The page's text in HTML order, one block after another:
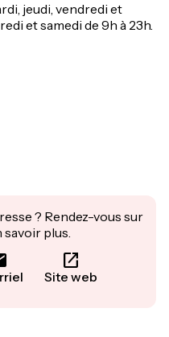
jeudi, vendredi et
et samedi de 9h à 23h.
? Rendez-vous sur
savoir plus.
Site web